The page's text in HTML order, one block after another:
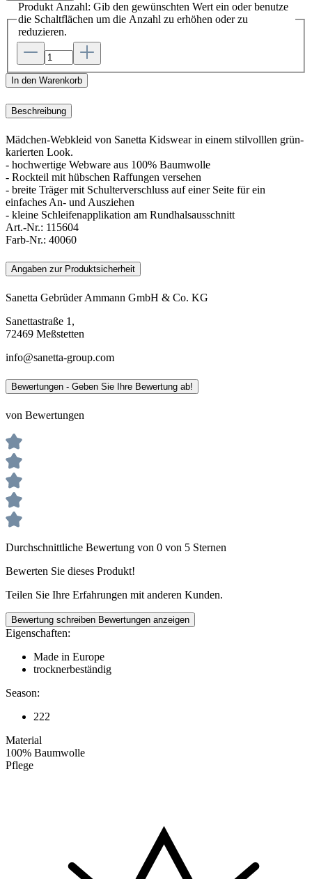
Produkt Anzahl: Gib den gewünschten Wert ein oder benutze
die Schaltflächen um die Anzahl zu erhöhen oder zu
reduzieren.
In den Warenkorb
Beschreibung
Mädchen-Webkleid von Sanetta Kidswear in einem stilvolllen grün-
karierten Look.
- hochwertige Webware aus 100% Baumwolle
- Rockteil mit hübschen Raffungen versehen
- breite Träger mit Schulterverschluss auf einer Seite für ein
einfaches An- und Ausziehen
- kleine Schleifenapplikation am Rundhalsausschnitt
Art.-Nr.: 115604
Farb-Nr.: 40060
Angaben zur Produktsicherheit
Sanetta Gebrüder Ammann GmbH & Co. KG
Sanettastraße 1,
72469 Meßstetten
info@sanetta-group.com
Bewertungen - Geben Sie Ihre Bewertung ab!
von Bewertungen
Durchschnittliche Bewertung von 0 von 5 Sternen
Bewerten Sie dieses Produkt!
Teilen Sie Ihre Erfahrungen mit anderen Kunden.
Bewertung schreiben Bewertungen anzeigen
Eigenschaften:
Made in Europe
trocknerbeständig
Season:
222
Material
100% Baumwolle
Pflege